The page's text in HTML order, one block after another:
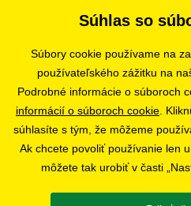
Informácie o cookies
Odstúpenie od zmluvy
Ochrana osobných údajov
Nastavenia súborov cookie
PREDAJŇA
Súhlas so
Súbory cookie používame na
používateľského zážitku na
Podrobné informácie o súboroch
informácií o súboroch cookie .
súhlasíte s tým, že môžeme
Ak chcete povoliť používanie len
môžete tak urobiť v časti